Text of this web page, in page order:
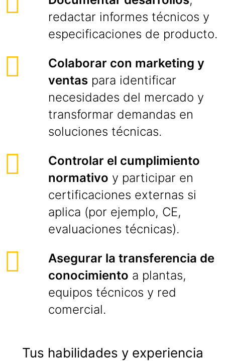
redactar informes técnicos y
especificaciones de producto.
Colaborar con marketing y
ventas para identificar
necesidades del mercado y
transformar demandas en
soluciones técnicas.
Controlar el cumplimiento
normativo y participar en
certificaciones externas si
aplica (por ejemplo, CE,
evaluaciones técnicas).
Asegurar la transferencia de
conocimiento a plantas,
equipos técnicos y red
comercial.
Tus habilidades y experiencia